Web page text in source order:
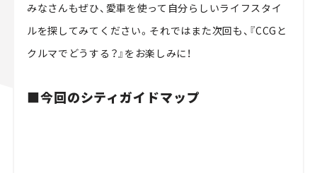
みなさんもぜひ、愛車を使って自分らしいライフスタイ
ルを探してみてください。それではまた次回も、『CCGと
クルマでどうする？』をお楽しみに！
■今回のシティガイドマップ